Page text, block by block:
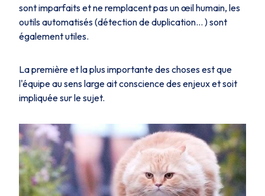
sont imparfaits et ne remplacent pas un œil humain, les
outils automatisés (détection de duplication… ) sont
également utiles.
La première et la plus importante des choses est que
l'équipe au sens large ait conscience des enjeux et soit
impliquée sur le sujet.